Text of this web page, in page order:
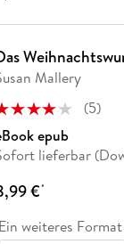
Mallery
(5)
epub
lieferbar
€*
Ein weiteres Format